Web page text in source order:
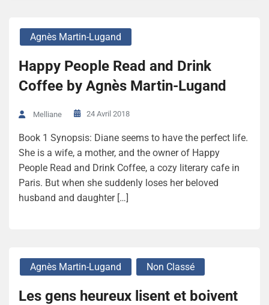
Agnès Martin-Lugand
Happy People Read and Drink
Coffee by Agnès Martin-Lugand
Melliane 24 Avril 2018
Book 1 Synopsis: Diane seems to have the perfect life.
She is a wife, a mother, and the owner of Happy
People Read and Drink Coffee, a cozy literary cafe in
Paris. But when she suddenly loses her beloved
husband and daughter […]
Agnès Martin-Lugand Non Classé
Les gens heureux lisent et boivent